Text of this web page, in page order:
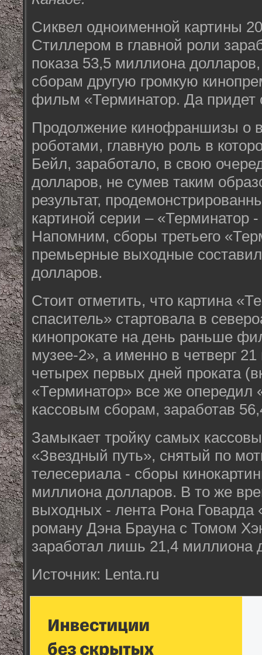
Сиквел одноименной картины
Стиллером в главной роли
показа 53,5 миллиона
сборам другую громкую
фильм «Терминатор. Да придет
Продолжение кинофраншизы о
роботами, главную роль в
Бейл, заработало, в свою
долларов, не сумев таким
результат,
картиной серии – «Терминатор
Напомним, сборы третьего
премьерные выходные
долларов.
Стоит отметить, что картина
спаситель» стартовала в
кинопрокате на день раньше
музее-2», а именно в четверг
четырех первых дней проката
«Терминатор» все же опередил
кассовым сборам, заработав
Замыкает тройку самых
«Звездный путь», снятый по
телесериала - сборы
миллиона долларов. В то же
выходных - лента Рона
роману Дэна Брауна с Томом
заработал лишь 21,4 миллиона
Источник: Lenta.ru